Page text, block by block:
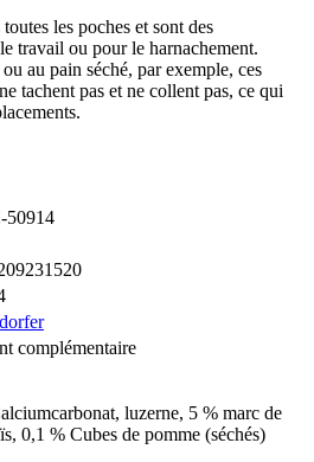
les poches et sont des
travail ou pour le harnachement.
au pain séché, par exemple, ces
tachent pas et ne collent pas, ce qui
50914
complémentaire
luzerne, 5 % marc de
0,1 % Cubes de pomme (séchés)